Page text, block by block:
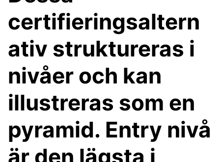
certifieringsaltern
ativ struktureras i
nivåer och kan
illustreras som en
pyramid. Entry nivå
är den lägsta i